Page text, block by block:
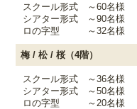
スクール形式 ～60名様
シアター形式 ～90名様
ロの字型 ～32名様
梅 / 松 / 桜（4階）
スクール形式 ～36名様
シアター形式 ～50名様
ロの字型 ～20名様